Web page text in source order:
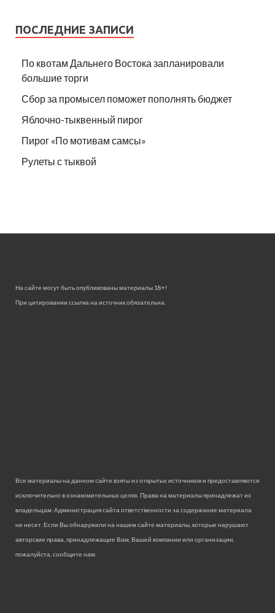
ПОСЛЕДНИЕ ЗАПИСИ
По квотам Дальнего Востока запланировали
большие торги
Сбор за промысел поможет пополнять бюджет
Яблочно-тыквенный пирог
Пирог «По мотивам самсы»
Рулеты с тыквой
На сайте могут быть опубликованы материалы 18+!
При цитировании ссылка на источник обязательна.
Все материалы на данном сайте взяты из открытых источников и предоставляются
исключительно в ознакомительных целях. Права на материалы принадлежат их
владельцам. Администрация сайта ответственности за содержание материала
не несет. Если Вы обнаружили на нашем сайте материалы, которые нарушают
авторские права, принадлежащие Вам, Вашей компании или организации,
пожалуйста, сообщите нам.